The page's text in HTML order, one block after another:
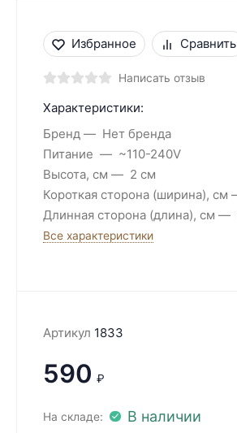
Избранное Сравнить
Написать отзыв
Характеристики:
Бренд
Нет бренда
Питание
~110-240V
Высота, см
2 см
Короткая сторона (ширина), см
Длинная сторона (длина), см
Все характеристики
Артикул 1833
590 ₽
На складе: В наличии